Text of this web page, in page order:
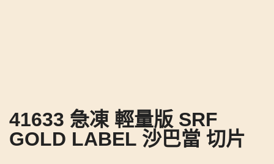
41633 急凍 輕量版 SRF
GOLD LABEL 沙巴當 切片